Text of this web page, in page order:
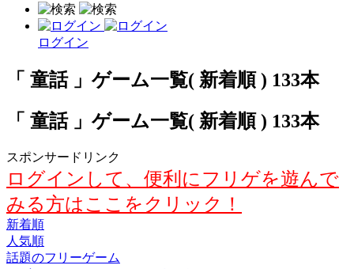
ログイン
「 童話 」ゲーム一覧( 新着順 ) 133本
「 童話 」ゲーム一覧( 新着順 ) 133本
スポンサードリンク
ログインして、便利にフリゲを遊んで
みる方はここをクリック！
新着順
人気順
話題のフリーゲーム